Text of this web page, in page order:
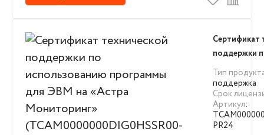
Сертификат
поддержки
для ЭВМ на
PR24)
Тип
поддержка
Срок
Артикул:
PR24